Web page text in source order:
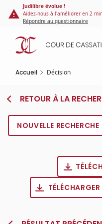
Panneau de gestion des cookies
contenu
principal
Judilibre évolue !
Aidez-nous à l'améliorer en 2
Répondre au questionnaire
Accueil Décision
RETOUR À LA
NOUVELLE RECHERCHE